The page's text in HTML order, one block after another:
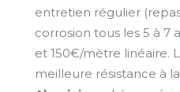
entretien régulier
corrosion tous les 5 à 7
et 150€/mètre linéaire.
meilleure résistance à